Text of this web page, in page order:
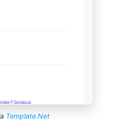
Template.Net